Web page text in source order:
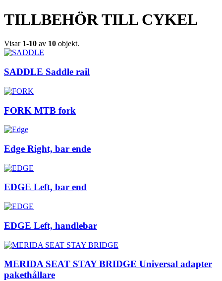
TILLBEHÖR TILL CYKEL
Visar 1-10 av 10 objekt.
SADDLE Saddle rail
FORK MTB fork
Edge Right, bar ende
EDGE Left, bar end
EDGE Left, handlebar
MERIDA SEAT STAY BRIDGE Universal adapter
pakethållare